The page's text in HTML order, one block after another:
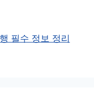
필수 정보 정리